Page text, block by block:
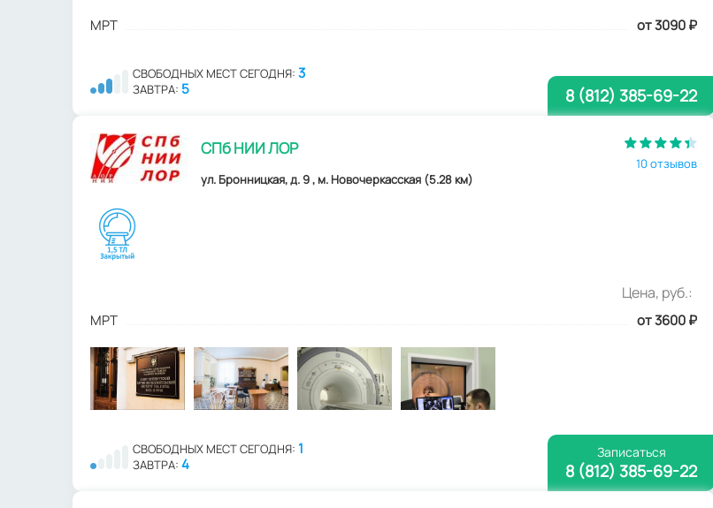
МРТ от 3090₽
СВОБОДНЫХ МЕСТ СЕГОДНЯ: 3
ЗАВТРА: 5 8 (812) 385-69-22
СПб НИИ ЛОР
ул. Бронницкая, д. 9 , м. Новочеркасская (5.28 км)
10 отзывов
Цена, руб.:
МРТ от 3600₽
СВОБОДНЫХ МЕСТ СЕГОДНЯ: 1
ЗАВТРА: 4
Записаться
8 (812) 385-69-22